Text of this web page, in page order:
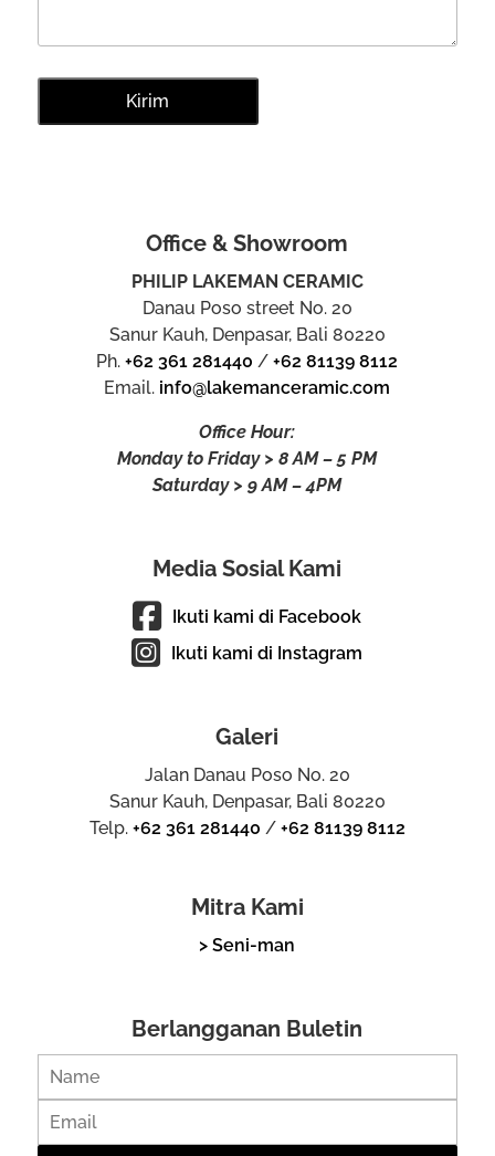
Office & Showroom
PHILIP LAKEMAN CERAMIC
Danau Poso street No. 20
Sanur Kauh, Denpasar, Bali 80220
Ph.+62 361 281440 /+62 81139 8112
Email. info@lakemanceramic.com
Office Hour:
Monday to Friday > 8 AM – 5 PM
Saturday > 9 AM – 4PM
Media Sosial Kami
Ikuti kami di Facebook
Ikuti kami di Instagram
Galeri
Jalan Danau Poso No. 20
Sanur Kauh, Denpasar, Bali 80220
Telp. +62 361 281440 / +62 81139 8112
Mitra Kami
> Seni-man
Berlangganan Buletin